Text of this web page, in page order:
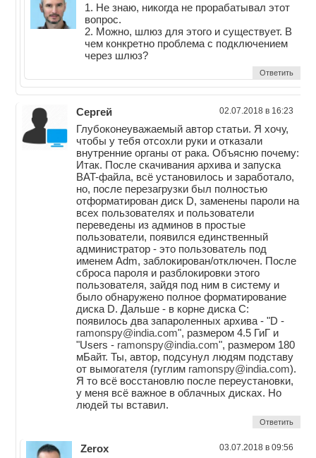
1. Не знаю, никогда не прорабатывал этот
вопрос.
2. Можно, шлюз для этого и существует. В
чем конкретно проблема с подключением
через шлюз?
Ответить
Сергей 02.07.2018 в 16:23
Глубоконеуважаемый автор статьи. Я хочу,
чтобы у тебя отсохли руки и отказали
внутренние органы от рака. Объясню почему:
Итак. После скачивания архива и запуска
BAT-файла, всё установилось и заработало,
но, после перезагрузки был полностью
отформатирован диск D, заменены пароли на
всех пользователях и пользователи
переведены из админов в простые
пользователи, появился единственный
администратор - это пользователь под
именем Adm, заблокирован/отключен. После
сброса пароля и разблокировки этого
пользователя, зайдя под ним в систему и
было обнаружено полное форматирование
диска D. Дальше - в корне диска С:
появилось два запароленных архива - "D -
ramonspy@india.com", размером 4.5 ГиГ и
"Users - ramonspy@india.com", размером 180
мБайт. Ты, автор, подсунул людям подставу
от вымогателя (гуглим ramonspy@india.com).
Я то всё восстановлю после переустановки,
у меня всё важное в облачных дисках. Но
людей ты вставил.
Ответить
Zerox 03.07.2018 в 09:56